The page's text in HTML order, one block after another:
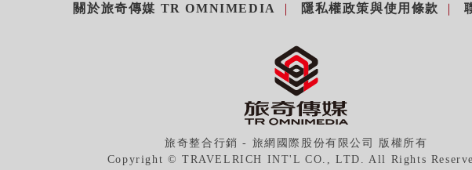
關於旅奇傳媒 TR OMNIMEDIA 隱私權政策與使用條款
旅奇整合行銷 - 旅網國際股份有限公司 版權所有
Copyright © TRAVELRICH INT'L CO., LTD. All Rights